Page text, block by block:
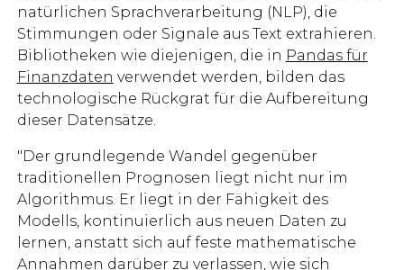
natürlichen Sprachverarbeitung (NLP), die
Stimmungen oder Signale aus Text extrahieren.
Bibliotheken wie diejenigen, die in Pandas für
Finanzdaten verwendet werden, bilden das
technologische Rückgrat für die Aufbereitung
dieser Datensätze.
"Der grundlegende Wandel gegenüber
traditionellen Prognosen liegt nicht nur im
Algorithmus. Er liegt in der Fähigkeit des
Modells, kontinuierlich aus neuen Daten zu
lernen, anstatt sich auf feste mathematische
Annahmen darüber zu verlassen, wie sich